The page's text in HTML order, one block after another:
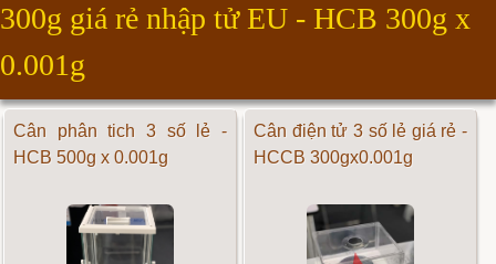
300g giá rẻ nhập tử EU - HCB 300g x
0.001g
Cân phân tich 3 số lẻ -
HCB 500g x 0.001g
Cân điện tử 3 số lẻ giá rẻ -
HCCB 300gx0.001g